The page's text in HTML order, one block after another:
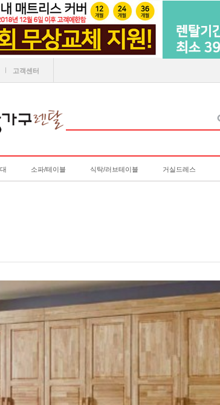
ㅣ 고객센터
소파/테이블 식탁/러브테이블 거실드레스